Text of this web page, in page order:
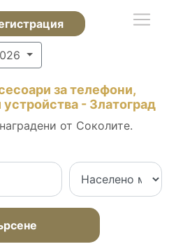
за телефони,
- Златоград
от Соколите.